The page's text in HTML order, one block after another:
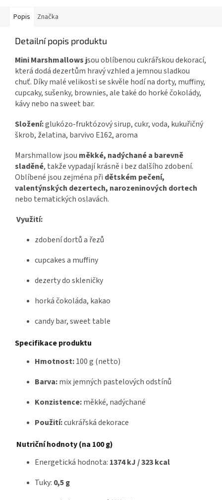
Popis Značka
Detailní popis produktu
Mini Marshmallows jsou oblíbenou cukrářskou dekorací,
která dodá dezertům hravý vzhled a jemnou sladkou
chuť. Díky malé velikosti se skvěle hodí na dorty, muffiny,
cupcaky, sušenky, brownies, ale také do horké čokolády,
kávy nebo na sweet bar.
Složení:glukózo-fruktózový sirup, cukr, voda, kukuřičný
škrob, želatina, barvivo E162, aroma
Marshmallow jsou měkké, nadýchané a barevně
sladěné, takže vypadají krásně i bez dalšího zdobení.
Oblíbené jsou zejména při dětském pečení,
valentýnských dezertech, narozeninových dortech
nebo tematických oslavách.
Využití:
zdobení dortů a řezů
cupcakes a muffiny
dezerty do skleničky
horká čokoláda, kakao
candy bar, sweet table
Specifikace produktu
Hmotnost:100 g (netto)
Barva:mix jemných pastelových odstínů
Konzistence:měkké, nadýchané
Použití:cukrářská dekorace
Nutriční hodnoty (na 100 g)
Energetická hodnota: 1374 kJ / 323 kcal
Tuky: 0,5 g